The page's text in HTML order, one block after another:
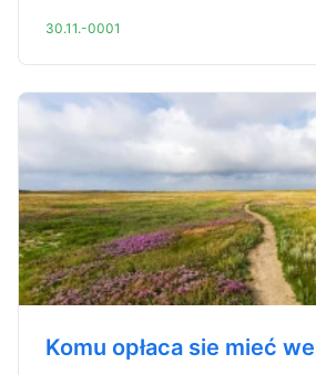
30.11.-0001
Komu opłaca sie mieć